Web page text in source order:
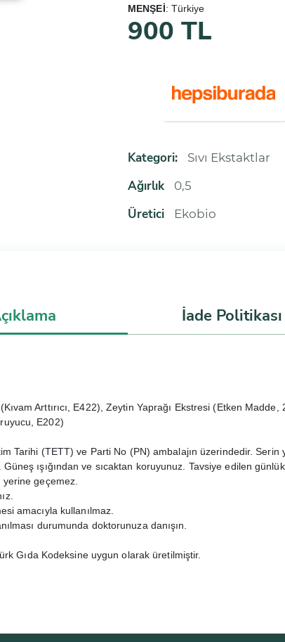
MENŞEİ: Türkiye
900 TL
Kategori: Sıvı Ekstaktlar
Ağırlık 0,5
Üretici Ekobio
İade Politikası
Arttırıcı, E422), Zeytin Yaprağı Ekstresi (Etken
E202)
Tarihi (TETT) ve Parti No (PN) ambalajın üzerindedir. Serin
Güneş ışığından ve sıcaktan koruyunuz. Tavsiye edilen
geçemez.
amacıyla kullanılmaz.
durumunda doktorunuza danışın.
Gıda Kodeksine uygun olarak üretilmiştir.